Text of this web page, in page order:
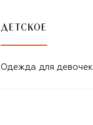
ДЕТСКОЕ
Одежда для девочек